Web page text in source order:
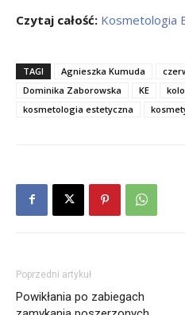
Czytaj całość: Kosmetologia
TAGI Agnieszka Kumuda
Dominika Zaborowska
KE
kosmetologia estetyczna
Poprzedni artykuł
Powikłania po zabiegach